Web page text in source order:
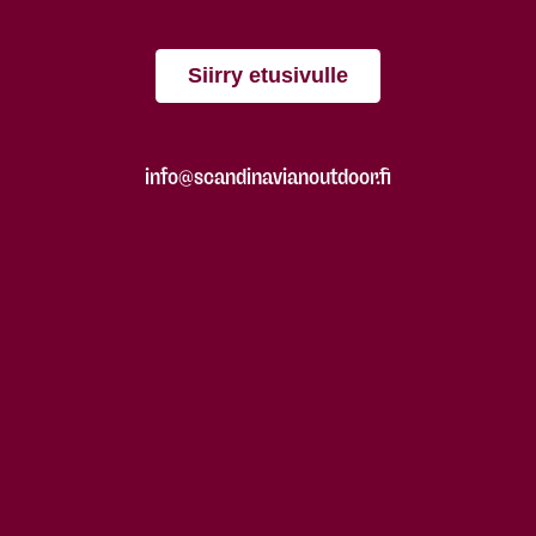
Siirry etusivulle
info@scandinavianoutdoor.fi